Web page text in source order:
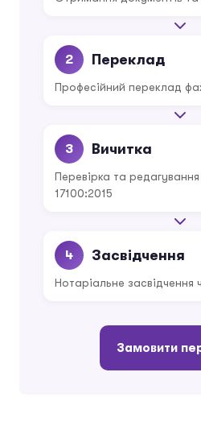
2 Переклад
Професійний переклад
3 Вичитка
Перевірка та редагування
17100:2015
4 Засвідчення
Нотаріальне
Замовити